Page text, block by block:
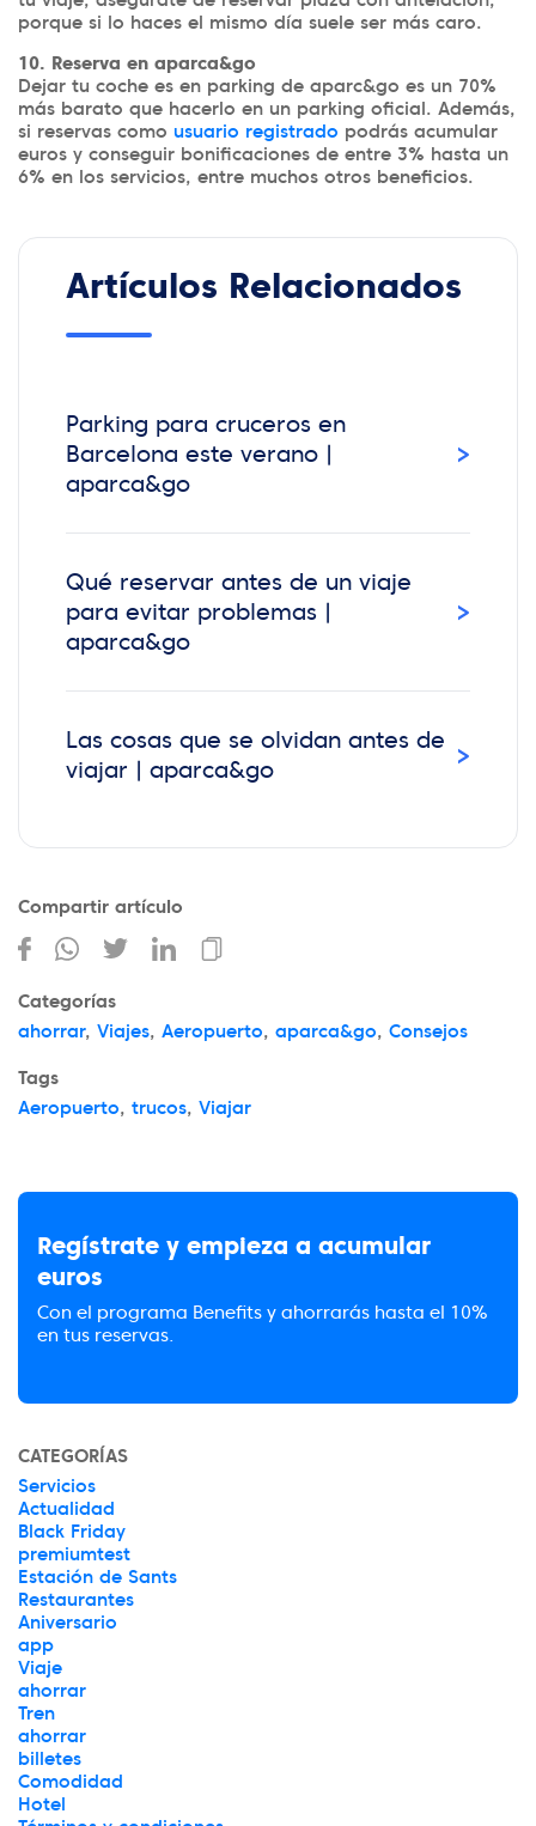
porque si lo haces el mismo día suele ser más caro.
10. Reserva en aparca&go
Dejar tu coche es en parking de aparc&go es un 70%
más barato que hacerlo en un parking oficial. Además,
si reservas como usuario registrado podrás acumular
euros y conseguir bonificaciones de entre 3% hasta un
6% en los servicios, entre muchos otros beneficios.
Artículos Relacionados
Parking para cruceros en
Barcelona este verano |
aparca&go
›
Qué reservar antes de un viaje
para evitar problemas |
aparca&go
›
Las cosas que se olvidan antes de
viajar | aparca&go
›
Compartir artículo
Categorías
ahorrar, Viajes, Aeropuerto, aparca&go, Consejos
Tags
Aeropuerto, trucos, Viajar
Regístrate y empieza a acumular
euros
Con el programa Benefits y ahorrarás hasta el 10%
en tus reservas.
CATEGORÍAS
Servicios
Actualidad
Black Friday
premiumtest
Estación de Sants
Restaurantes
Aniversario
app
Viaje
ahorrar
Tren
ahorrar
billetes
Comodidad
Hotel